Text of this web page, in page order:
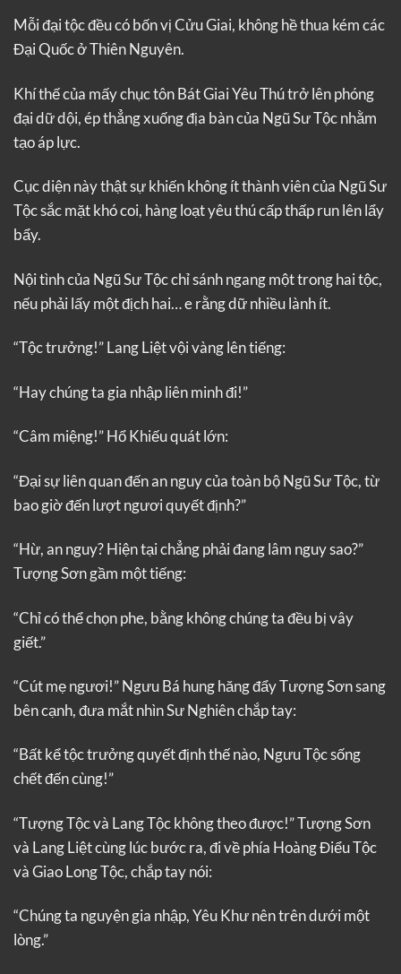
Mỗi đại tộc đều có bốn vị Cửu Giai, không hề thua kém các
Đại Quốc ở Thiên Nguyên.
Khí thế của mấy chục tôn Bát Giai Yêu Thú trở lên phóng
đại dữ dội, ép thẳng xuống địa bàn của Ngũ Sư Tộc nhằm
tạo áp lực.
Cục diện này thật sự khiến không ít thành viên của Ngũ Sư
Tộc sắc mặt khó coi, hàng loạt yêu thú cấp thấp run lên lẩy
bẩy.
Nội tình của Ngũ Sư Tộc chỉ sánh ngang một trong hai tộc,
nếu phải lấy một địch hai… e rằng dữ nhiều lành ít.
“Tộc trưởng!” Lang Liệt vội vàng lên tiếng:
“Hay chúng ta gia nhập liên minh đi!”
“Câm miệng!” Hổ Khiếu quát lớn:
“Đại sự liên quan đến an nguy của toàn bộ Ngũ Sư Tộc, từ
bao giờ đến lượt ngươi quyết định?”
“Hừ, an nguy? Hiện tại chẳng phải đang lâm nguy sao?”
Tượng Sơn gầm một tiếng:
“Chỉ có thể chọn phe, bằng không chúng ta đều bị vây
giết.”
“Cút mẹ ngươi!” Ngưu Bá hung hăng đẩy Tượng Sơn sang
bên cạnh, đưa mắt nhìn Sư Nghiên chắp tay:
“Bất kể tộc trưởng quyết định thế nào, Ngưu Tộc sống
chết đến cùng!”
“Tượng Tộc và Lang Tộc không theo được!” Tượng Sơn
và Lang Liệt cùng lúc bước ra, đi về phía Hoàng Điểu Tộc
và Giao Long Tộc, chắp tay nói:
“Chúng ta nguyện gia nhập, Yêu Khư nên trên dưới một
lòng.”